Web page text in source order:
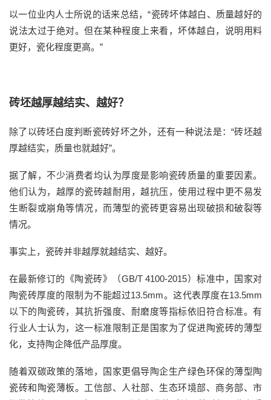
以一位业内人士所说的话来总结，“瓷砖坏体越白、质量越好的
说法太过于绝对。但在某种程度上来看，坏体越白，说明用料
更好，瓷化程度更高。”
砖坯越厚越结实、越好？
除了以砖坯白度判断瓷砖好坏之外，还有一种说法是：“砖坯越
厚越结实，质量也就越好”。
据了解，不少消费者均认为厚度是影响瓷砖质量的重要因素。
他们认为，越厚的瓷砖越耐用，越抗压，使用过程中更不易发
生断裂或崩角等情况，而薄型的瓷砖更容易出现破损和破裂等
情况。
事实上，瓷砖并非越厚就越结实、越好。
在最新修订的《陶瓷砖》（GB/T 4100-2015）标准中，国家对
陶瓷砖厚度的限制为不能超过13.5mm。这代表厚度在13.5mm
以下的陶瓷砖，其抗折强度、耐磨度等指标依旧符合标准。有
行业人士认为，这一标准限制正是国家为了促进陶瓷砖的薄型
化，支持陶企降低产品厚度。
随着双碳政策的落地，国家更倡导陶企生产绿色环保的薄型陶
瓷砖和陶瓷薄板。工信部、人社部、生态环境部、商务部、市